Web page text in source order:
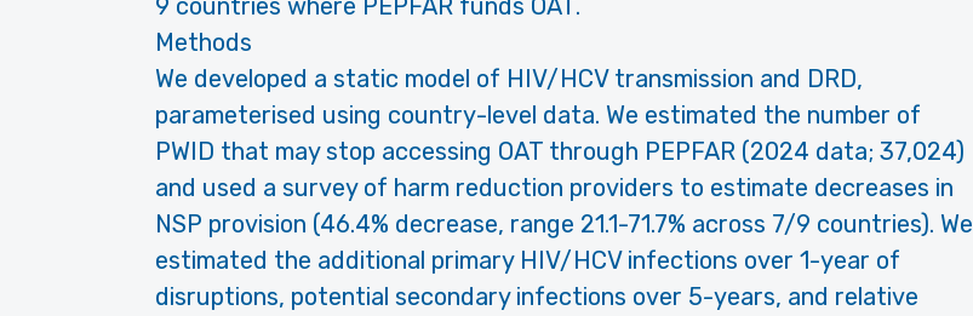
9 countries where PEPFAR funds OAT.
Methods
We developed a static model of HIV/HCV transmission and DRD,
parameterised using country-level data. We estimated the number of
PWID that may stop accessing OAT through PEPFAR (2024 data; 37,024)
and used a survey of harm reduction providers to estimate decreases in
NSP provision (46.4% decrease, range 21.1-71.7% across 7/9 countries). We
estimated the additional primary HIV/HCV infections over 1-year of
disruptions, potential secondary infections over 5-years, and relative